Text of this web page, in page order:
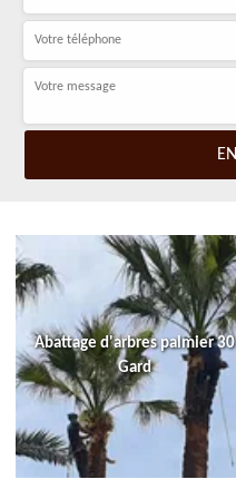
Abattage d'arbres palmier 30
Gard